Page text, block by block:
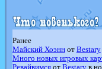
Ранее
Майский Хоэннот Bestary
Много новых игровых
Ревайвимсяот Bestaryв